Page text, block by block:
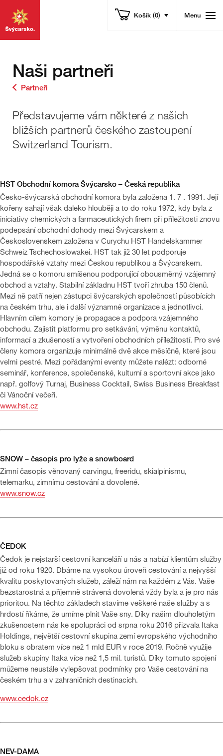
stránku
MojeSvycarsko.com
navigace
Menu
Košík (0) vybrat
zobrazíte)
Naši partneři
Partneři
úvod
Představujeme vám některé z našich
bližších partnerů českého zastoupení
Switzerland Tourism.
HST Obchodní komora Švýcarsko – Česká republika
Česko-švýcarská obchodní komora byla založena 1. 7 . 1991. Její
kořeny sahají však daleko hlouběji a to do roku 1972, kdy byla z
iniciativy chemických a farmaceutických firem při příležitosti znovu
podepsání obchodní dohody mezi Švýcarskem a
Československem založena v Curychu HST Handelskammer
Schweiz Tschechoslowakei. HST tak již 30 let podporuje
hospodářské vztahy mezi Českou republikou a Švýcarskem.
Jedná se o komoru smíšenou podporující obousměrný vzájemný
obchod a vztahy. Stabilní základnu HST tvoří zhruba 150 členů.
Mezi ně patří nejen zástupci švýcarských společností působících
na českém trhu, ale i další významné organizace a jednotlivci.
Hlavním cílem komory je propagace a podpora vzájemného
obchodu. Zajistit platformu pro setkávání, výměnu kontaktů,
informací a zkušeností a vytvoření obchodních příležitostí. Pro své
členy komora organizuje minimálně dvě akce měsíčně, které jsou
velmi pestré. Mezi pořádanými eventy můžete nalézt: odborné
seminář, konference, společenské, kulturní a sportovní akce jako
např. golfový Turnaj, Business Cocktail, Swiss Business Breakfast
či Vánoční večeři.
www.hst.cz
SNOW – časopis pro lyže a snowboard
Zimní časopis věnovaný carvingu, freeridu, skialpinismu,
telemarku, zimnímu cestování a dovolené.
www.snow.cz
ČEDOK
Čedok je nejstarší cestovní kanceláří u nás a nabízí klientům služby
již od roku 1920. Dbáme na vysokou úroveň cestování a nejvyšší
kvalitu poskytovaných služeb, záleží nám na každém z Vás. Vaše
bezstarostná a příjemně strávená dovolená vždy byla a je pro nás
prioritou. Na těchto základech stavíme veškeré naše služby a s
hrdostí říkáme, že umíme plnit Vaše sny. Díky našim dlouholetým
zkušenostem nás ke spolupráci od srpna roku 2016 přizvala Itaka
Holdings, největší cestovní skupina zemí evropského východního
bloku s obratem více než 1 mld EUR v roce 2019. Ročně využije
služeb skupiny Itaka více než 1,5 mil. turistů. Díky tomuto spojení
můžeme neustále vylepšovat podmínky pro Vaše cestování na
českém trhu a v zahraničních destinacích.
www.cedok.cz
NEV-DAMA